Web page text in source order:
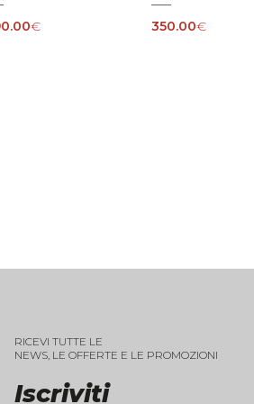
€ 350.00€
Iscriviti
RICEVI TUTTE LE
NEWS, LE OFFERTE E LE PROMOZIONI